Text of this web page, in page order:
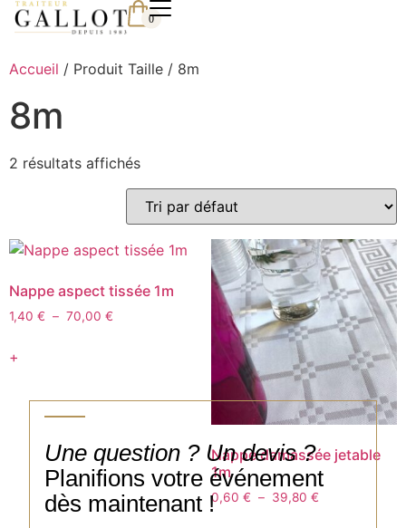
0
Accueil / Produit Taille / 8m
8m
2 résultats affichés
Nappe aspect tissée 1m
1,40 € – 70,00 €
+
Nappe damassée jetable
1m
0,60 € – 39,80 €
Une question ? Un devis ?
Planifions votre événement
dès maintenant !